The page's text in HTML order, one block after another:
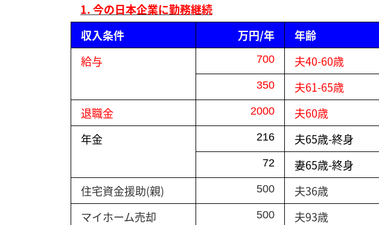
1. 今の日本企業に勤務継続
収入条件
万円/年 年齢
給与
700 夫40-60歳
350 夫61-65歳
退職金 2000 夫60歳
年金 216 夫65歳-終身
72 妻65歳-終身
住宅資金援助(親) 500 夫36歳
マイホーム売却 500 夫93歳